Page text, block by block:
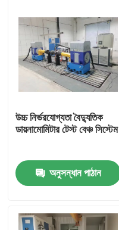
উচ্চ নির্ভরযোগ্যতা বৈদ্যুতিক
ডায়নামোমিটার টেস্ট বেঞ্চ সিস্টেম
অনুসন্ধান পাঠান